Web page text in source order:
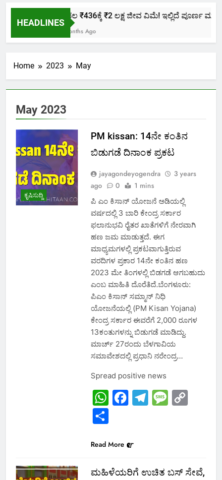
HEADLINES
ಕೇವಲ ₹436ಕ್ಕೆ ₹2 ಲಕ್ಷ ಜೀವ ವಿಮೆ! ಇಲ್ಲಿದೆ ಪೂರ್ಣ
2 Months Ago
Home 2023 May
May 2023
ಕೃಷಿಸುದ್ದಿ
PM kissan: 14ನೇ ಕಂತಿನ
ಬಿಡುಗಡೆ ದಿನಾಂಕ ಪ್ರಕಟ
jayagondeyogendra
3 years
ago
0 1 mins
ಪಿ ಎಂ ಕಿಸಾನ್ ಯೋಜನೆ ಅಡಿಯಲ್ಲಿ
ವರ್ಷದಲ್ಲಿ 3 ಬಾರಿ ಕೇಂದ್ರ ಸರ್ಕಾರ
ಫಲಾನುಭವಿ ರೈತರ ಖಾತೆಗಳಿಗೆ ನೇರವಾಗಿ
ಹಣ ಜಮ ಮಾಡುತ್ತದೆ. ಈಗ
ಮಾಧ್ಯಮಗಳಲ್ಲಿ ಪ್ರಕಟವಾಗುತ್ತಿರುವ
ವರದಿಗಳ ಪ್ರಕಾರ 14ನೇ ಕಂತಿನ ಹಣ
2023 ಮೇ ತಿಂಗಳಲ್ಲಿ ಬಿಡಗಡೆ ಆಗಬಹುದು
ಎಂಬ ಮಾಹಿತಿ ದೊರೆತಿದೆ.ಬೆಂಗಳೂರು:
ಪಿಎಂ ಕಿಸಾನ್ ಸಮ್ಮಾನ್ ನಿಧಿ
ಯೋಜನೆಯಲ್ಲಿ (PM Kisan Yojana)
ಕೇಂದ್ರ ಸರ್ಕಾರ ಈವರೆಗೆ 2,000 ರೂಗಳ
13ಕಂತುಗಳನ್ನು ಬಿಡುಗಡೆ ಮಾಡಿದ್ದು.
ಮಾರ್ಚ್ 27ರಂದು ಬೆಳಗಾವಿಯ
ಸಮಾವೇಶದಲ್ಲಿ ಪ್ರಧಾನಿ ನರೇಂದ್ರ…
Spread positive news
WhatsApp
Facebook
Telegram
Share
Read More
ಮಹಿಳೆಯರಿಗೆ ಉಚಿತ ಬಸ್ ಸೇವೆ,